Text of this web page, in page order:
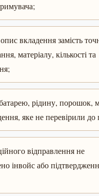
вкладення замість
матеріалу, кількості та
рідину, порошок,
яке не перевірили
відправлення не
інвойс або